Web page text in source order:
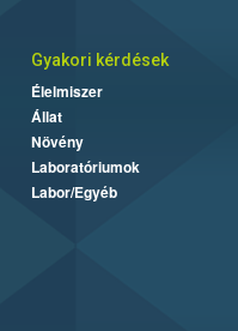
Gyakori kérdések
Élelmiszer
Állat
Növény
Laboratóriumok
Labor/Egyéb